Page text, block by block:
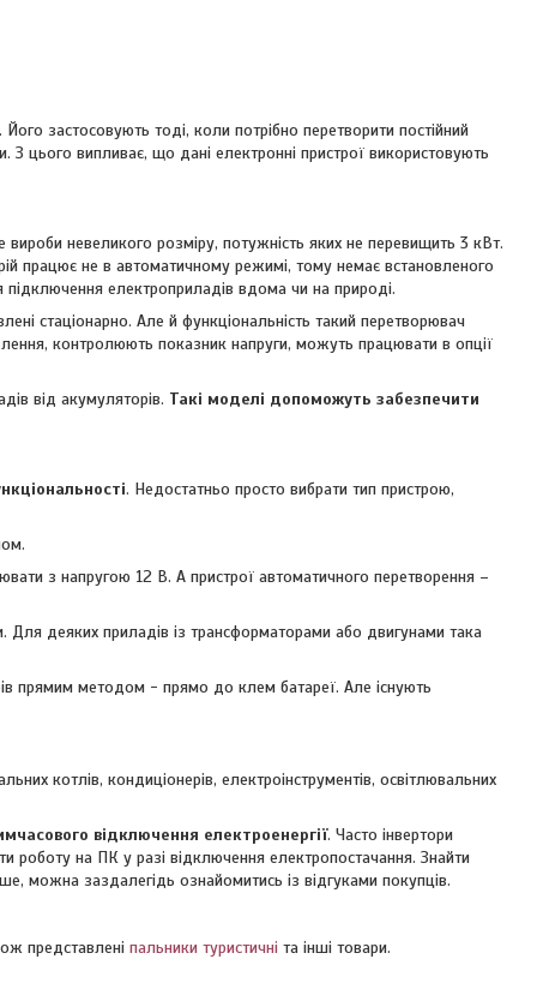
. Його застосовують тоді, коли потрібно перетворити постійний
цього випливає, що дані електронні пристрої використовують
вироби невеликого розміру, потужність яких не перевищить 3 кВт.
працює не в автоматичному режимі, тому немає встановленого
підключення електроприладів вдома чи на природі.
стаціонарно. Але й функціональність такий перетворювач
контролюють показник напруги, можуть працювати в опції
від акумуляторів. Такі моделі допоможуть забезпечити
. Недостатньо просто вибрати тип пристрою,
з напругою 12 В. А пристрої автоматичного перетворення –
Для деяких приладів із трансформаторами або двигунами така
прямим методом - прямо до клем батареї. Але існують
котлів, кондиціонерів, електроінструментів, освітлювальних
відключення електроенергії. Часто інвертори
на ПК у разі відключення електропостачання. Знайти
можна заздалегідь ознайомитись із відгуками покупців.
представлені пальники туристичні та інші товари.